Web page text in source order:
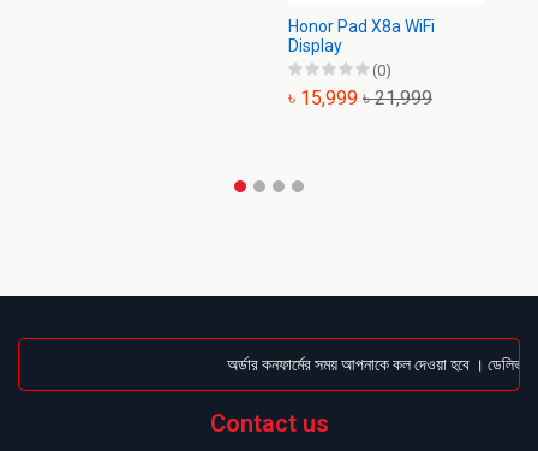
Honor Pad X8a WiFi
Display
(0)
৳ 15,999 ৳ 21,999
অর্ডার কনফার্মের সময় আপনাকে কল দেওয়া হবে ।
Contact us